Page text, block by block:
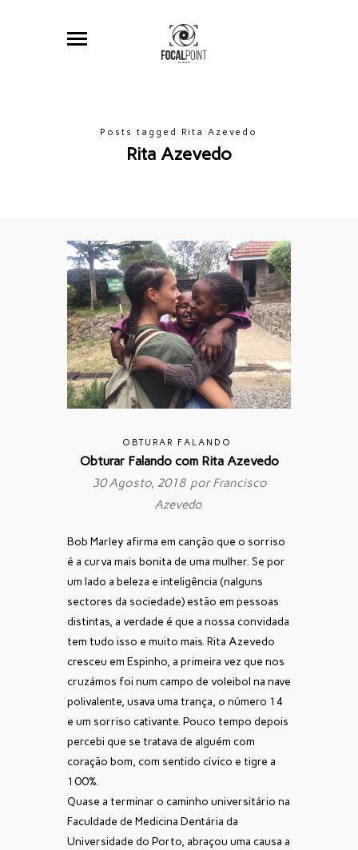
Posts tagged Rita Azevedo
Rita Azevedo
OBTURAR FALANDO
Obturar Falando com Rita Azevedo
30 Agosto, 2018 porFrancisco
Azevedo
Bob Marley afirma em canção que o sorriso
é a curva mais bonita de uma mulher. Se por
um lado a beleza e inteligência (nalguns
sectores da sociedade) estão em pessoas
distintas, a verdade é que a nossa convidada
tem tudo isso e muito mais. Rita Azevedo
cresceu em Espinho, a primeira vez que nos
cruzámos foi num campo de voleibol na nave
polivalente, usava uma trança, o número 14
e um sorriso cativante. Pouco tempo depois
percebi que se tratava de alguém com
coração bom, com sentido cívico e tigre a
100%.
Quase a terminar o caminho universitário na
Faculdade de Medicina Dentária da
Universidade do Porto, abraçou uma causa a